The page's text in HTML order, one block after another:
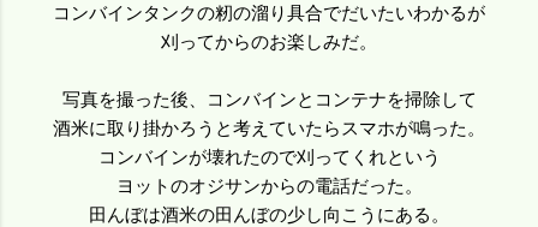
コンバインタンクの籾の溜り具合でだいたいわかるが
刈ってからのお楽しみだ。
写真を撮った後、コンバインとコンテナを掃除して
酒米に取り掛かろうと考えていたらスマホが鳴った。
コンバインが壊れたので刈ってくれという
ヨットのオジサンからの電話だった。
田んぼは酒米の田んぼの少し向こうにある。